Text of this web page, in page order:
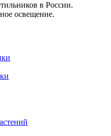
в России.
освещение.